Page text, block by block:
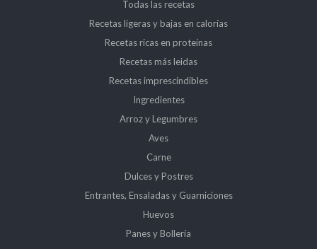
Todas las recetas
Recetas ligeras y bajas en calorías
Recetas ricas en proteínas
Recetas más leidas
Recetas imprescindibles
Ingredientes
Arroz y Legumbres
Aves
Carne
Dulces y Postres
Entrantes, Ensaladas y Guarniciones
Huevos
Panes y Bollería